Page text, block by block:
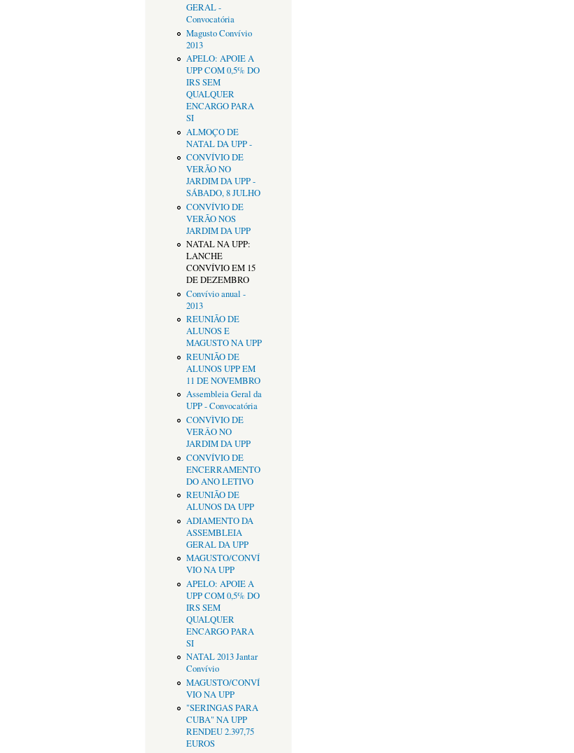
GERAL -
Convocatória
Magusto Convívio
2013
APELO: APOIE A
UPP COM 0,5% DO
IRS SEM
QUALQUER
ENCARGO PARA
SI
ALMOÇO DE
NATAL DA UPP -
CONVÍVIO DE
VERÃO NO
JARDIM DA UPP -
SÁBADO, 8 JULHO
CONVÍVIO DE
VERÃO NOS
JARDIM DA UPP
NATAL NA UPP:
LANCHE
CONVÍVIO EM 15
DE DEZEMBRO
Convívio anual -
2013
REUNIÃO DE
ALUNOS E
MAGUSTO NA UPP
REUNIÃO DE
ALUNOS UPP EM
11 DE NOVEMBRO
Assembleia Geral da
UPP - Convocatória
CONVÌVIO DE
VERÂO NO
JARDIM DA UPP
CONVÍVIO DE
ENCERRAMENTO
DO ANO LETIVO
REUNIÃO DE
ALUNOS DA UPP
ADIAMENTO DA
ASSEMBLEIA
GERAL DA UPP
MAGUSTO/CONVÍ
VIO NA UPP
APELO: APOIE A
UPP COM 0,5% DO
IRS SEM
QUALQUER
ENCARGO PARA
SI
NATAL 2013 Jantar
Convívio
MAGUSTO/CONVÍ
VIO NA UPP
"SERINGAS PARA
CUBA" NA UPP
RENDEU 2.397,75
EUROS